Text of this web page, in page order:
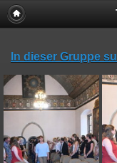
In dieser Gruppe